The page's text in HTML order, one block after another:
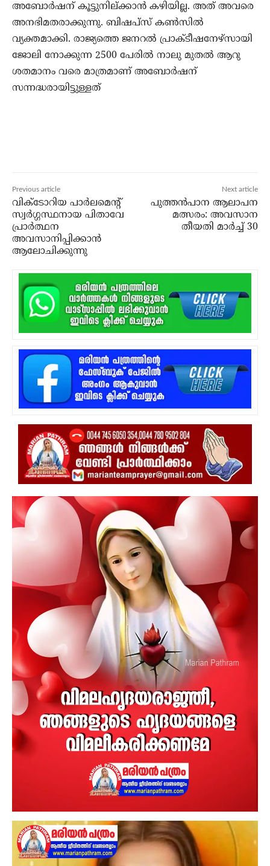
അബോര്‍ഷന് കൂട്ടുനില്ക്കാന്‍ കഴിയില്ല. അത് അവരെ
അനഭിമതരാക്കുന്നു. ബിഷപ്‌സ് കണ്‍സില്‍
വ്യക്തമാക്കി. രാജ്യത്തെ ജനറല്‍ പ്രാക്ടീഷനേഴ്‌സായി
ജോലി നോക്കുന്ന 2500 പേരില്‍ നാലു മുതല്‍ ആറു
ശതമാനം വരെ മാത്രമാണ് അബോര്‍ഷന്
സന്നദ്ധരായിട്ടുള്ളത്‌
Previous article
വിക്ടോറിയ പാര്‍ലമെന്റ്
സ്വര്‍ഗ്ഗസ്ഥനായ പിതാവേ
പ്രാര്‍ത്ഥന
അവസാനിപ്പിക്കാന്‍
ആലോചിക്കുന്നു
Next article
പുത്തൻപാന ആലാപന
മത്സരം: അവസാന
തീയതി മാർച്ച് 30